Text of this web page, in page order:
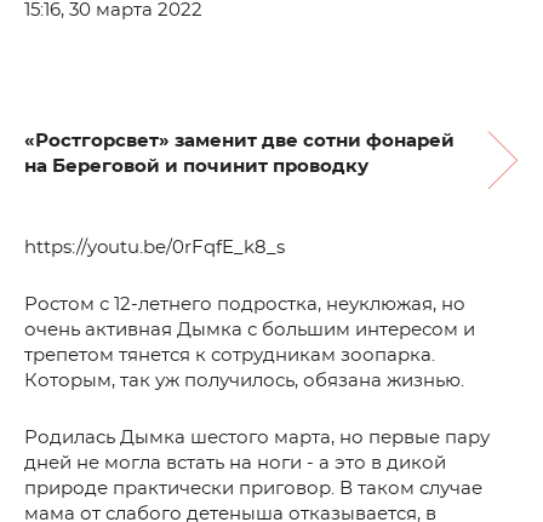
15:16, 30 марта 2022
«Ростгорсвет» заменит две сотни фонарей
на Береговой и починит проводку
https://youtu.be/0rFqfE_k8_s
Ростом с 12-летнего подростка, неуклюжая, но
очень активная Дымка с большим интересом и
трепетом тянется к сотрудникам зоопарка.
Которым, так уж получилось, обязана жизнью.
Родилась Дымка шестого марта, но первые пару
дней не могла встать на ноги - а это в дикой
природе практически приговор. В таком случае
мама от слабого детеныша отказывается, в